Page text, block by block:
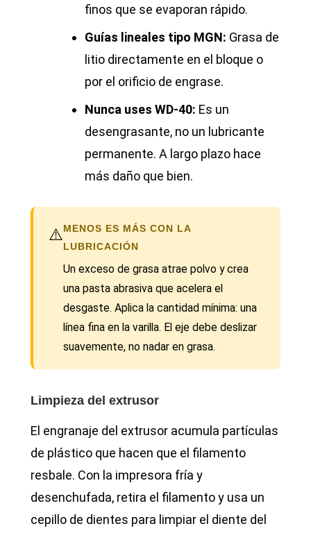
finos que se evaporan rápido.
Guías lineales tipo MGN: Grasa de
litio directamente en el bloque o
por el orificio de engrase.
Nunca uses WD-40: Es un
desengrasante, no un lubricante
permanente. A largo plazo hace
más daño que bien.
⚠️MENOS ES MÁS CON LA
LUBRICACIÓN
Un exceso de grasa atrae polvo y crea
una pasta abrasiva que acelera el
desgaste. Aplica la cantidad mínima: una
línea fina en la varilla. El eje debe deslizar
suavemente, no nadar en grasa.
Limpieza del extrusor
El engranaje del extrusor acumula partículas
de plástico que hacen que el filamento
resbale. Con la impresora fría y
desenchufada, retira el filamento y usa un
cepillo de dientes para limpiar el diente del